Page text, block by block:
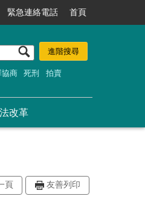
緊急連絡電話 首頁
協商 死刑 拍賣
改革
頁 友善列印